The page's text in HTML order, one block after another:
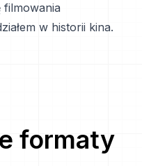
filmowania
w historii kina.
formaty